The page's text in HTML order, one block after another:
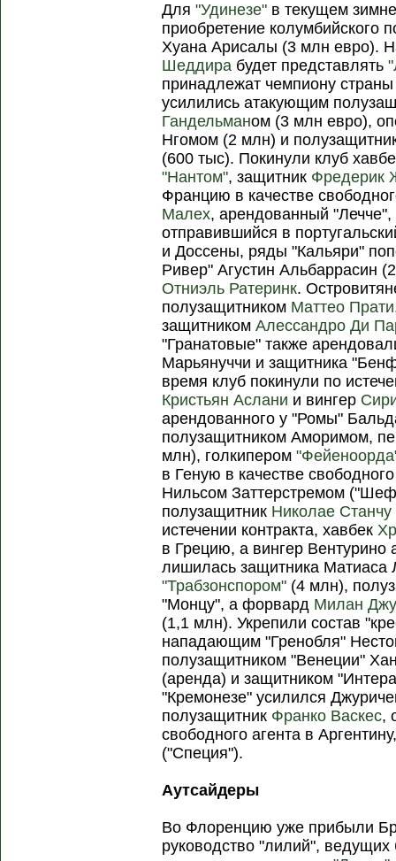
Для"Удинезе" в текущем
приобретение колумбийского
Хуана Арисалы (3 млн евро).
Шеддира будет представлять
принадлежат чемпиону
усилились атакующим
Гандельманом (3 млн евро),
Нгомом (2 млн) и
(600 тыс). Покинули клуб
"Нантом", защитник Фредерик
Францию в качестве
Малех, арендованный
отправившийся в
и Доссены, ряды "Кальяри"
Ривер" Агустин Альбаррасин
Отниэль Ратеринк.
полузащитником Маттео Прати
защитникомАлессандро Ди
"Гранатовые" также
Марьянуччи и защитника
время клуб покинули по
Кристьян Аслани и вингер
арендованного у "Ромы"
полузащитником Аморимом,
млн), голкипером
в Геную в качестве
Нильсом Заттерстремом
полузащитник Николае Станчу
истечении контракта, хавбек
в Грецию, а вингер
лишилась защитника Матиаса
"Трабзонспором" (4 млн),
"Монцу", а форвард Милан
(1,1 млн). Укрепили состав
нападающим "Гренобля"
полузащитником "Венеции"
(аренда) и защитником
"Кремонезе" усилился
полузащитник Франко Васкес,
свободного агента в
("Специя").
Аутсайдеры
Во Флоренцию уже прибыли
руководство "лилий", ведущих